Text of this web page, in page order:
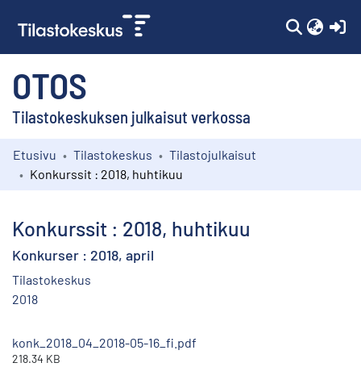
OTOS
Tilastokeskuksen julkaisut verkossa
Kokoelmat
Etusivu Tilastokeskus
Tilastojulkaisut
Konkurssit : 2018, huhtikuu
Konkurssit : 2018, huhtikuu
Konkurser : 2018, april
Tilastokeskus
2018
konk_2018_04_2018-05-16_fi.pdf
218.34 KB